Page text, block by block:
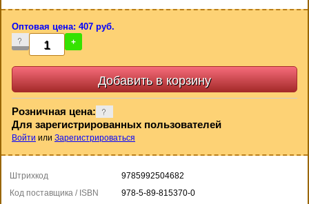
Оптовая цена: 407 руб.
- +
Розничная цена:
Для зарегистрированных пользователей
Войти или Зарегистрироваться
Штрихкод
9785992504682
Код поставщика / ISBN
978-5-89-815370-0